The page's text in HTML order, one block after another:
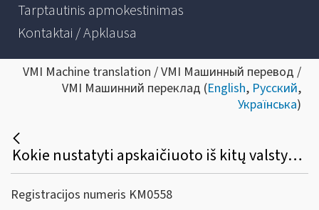
Tarptautinis apmokestinimas
Kontaktai / Apklausa
VMI Machine translation / VMI Машинный перевод /
VMI Машинний переклад (English, Русский,
Українська)
Kokie nustatyti apskaičiuoto iš kitų valstybių narių įsigytų prekių pardavimo PVM įtraukimo į PVM atskaitą reikalavimai?
Registracijos numeris KM0558